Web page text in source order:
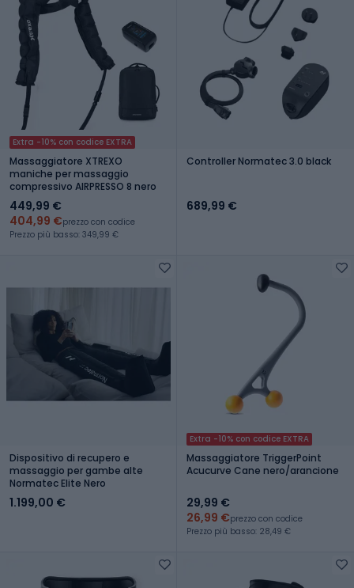
Extra -10% con codice EXTRA
Massaggiatore XTREXO
maniche per massaggio
compressivo AIRPRESSO 8 nero
449,99 €
404,99 €prezzo con codice
Prezzo più basso: 349,99 €
Controller Normatec 3.0 black
689,99 €
Dispositivo di recupero e
massaggio per gambe alte
Normatec Elite Nero
1.199,00 €
Extra -10% con codice EXTRA
Massaggiatore TriggerPoint
Acucurve Cane nero/arancione
29,99 €
26,99 €prezzo con codice
Prezzo più basso: 28,49 €